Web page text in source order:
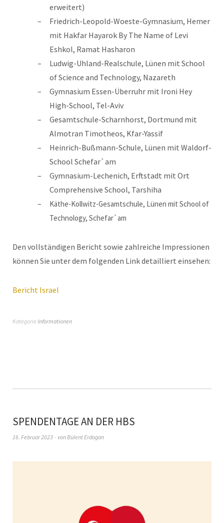
erweitert)
Friedrich-Leopold-Woeste-Gymnasium, Hemer
mit Hakfar Hayarok By The Name of Levi
Eshkol, Ramat Hasharon
Ludwig-Uhland-Realschule, Lünen mit School
of Science and Technology, Nazareth
Gymnasium Essen-Überruhr mit Ironi Hey
High-School, Tel-Aviv
Gesamtschule-Scharnhorst, Dortmund mit
Almotran Timotheos, Kfar-Yassif
Heinrich-Bußmann-Schule, Lünen mit Waldorf-
School Schefar`am
Gymnasium-Lechenich, Erftstadt mit Ort
Comprehensive School, Tarshiha
Käthe-Kollwitz-Gesamtschule, Lünen mit School of
Technology, Schefar`am
Den vollständigen Bericht sowie zahlreiche Impressionen
können Sie unter dem folgenden Link detailliert einsehen:
Bericht Israel
Kategorie Informationen
SPENDENTAGE AN DER HBS
16. Februar 2023 vonBülent Erdogan